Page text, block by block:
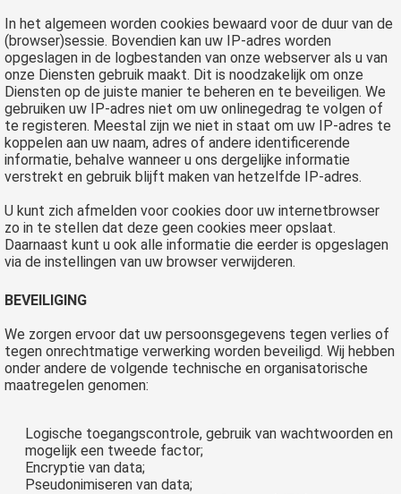
In het algemeen worden cookies bewaard voor de duur van de
(browser)sessie. Bovendien kan uw IP-adres worden
opgeslagen in de logbestanden van onze webserver als u van
onze Diensten gebruik maakt. Dit is noodzakelijk om onze
Diensten op de juiste manier te beheren en te beveiligen. We
gebruiken uw IP-adres niet om uw onlinegedrag te volgen of
te registeren. Meestal zijn we niet in staat om uw IP-adres te
koppelen aan uw naam, adres of andere identificerende
informatie, behalve wanneer u ons dergelijke informatie
verstrekt en gebruik blijft maken van hetzelfde IP-adres.
U kunt zich afmelden voor cookies door uw internetbrowser
zo in te stellen dat deze geen cookies meer opslaat.
Daarnaast kunt u ook alle informatie die eerder is opgeslagen
via de instellingen van uw browser verwijderen.
BEVEILIGING
We zorgen ervoor dat uw persoonsgegevens tegen verlies of
tegen onrechtmatige verwerking worden beveiligd. Wij hebben
onder andere de volgende technische en organisatorische
maatregelen genomen:
Logische toegangscontrole, gebruik van wachtwoorden en
mogelijk een tweede factor;
Encryptie van data;
Pseudonimiseren van data;